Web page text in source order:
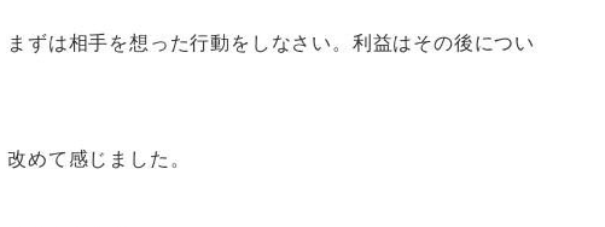
ずは相手を想った行動をしなさい。利益はその後につい
めて感じました。